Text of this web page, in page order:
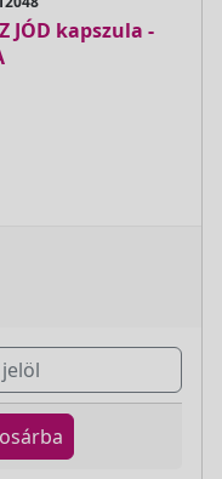
JÓD kapszula -